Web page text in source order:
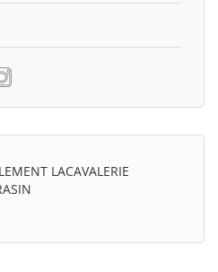
LACAVALERIE